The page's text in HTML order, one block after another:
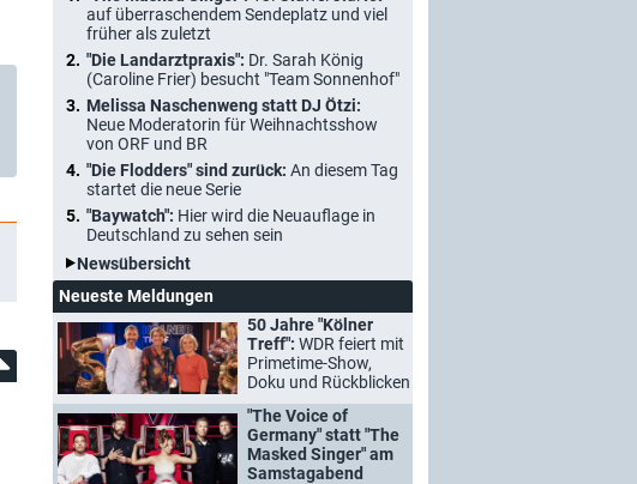
auf überraschendem Sendeplatz und viel
früher als zuletzt
"Die Landarztpraxis": Dr. Sarah König
(Caroline Frier) besucht "Team Sonnenhof"
Melissa Naschenweng statt DJ Ötzi:
Neue Moderatorin für Weihnachtsshow
von ORF und BR
"Die Flodders" sind zurück: An diesem Tag
startet die neue Serie
"Baywatch": Hier wird die Neuauflage in
Deutschland zu sehen sein
Newsübersicht
Neueste Meldungen
50 Jahre "Kölner
Treff": WDR feiert mit
Primetime-Show,
Doku und Rückblicken
"The Voice of
Germany" statt "The
Masked Singer" am
Samstagabend